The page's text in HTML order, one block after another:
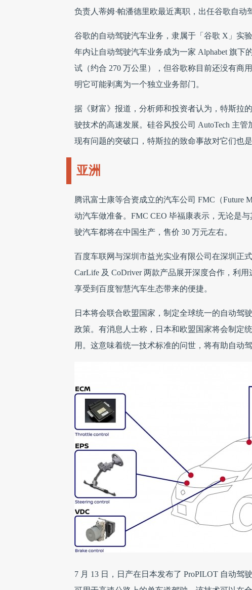
负责人蒂姆·帕潘德里欧最近离职，出任谷歌自动
谷歌的自动驾驶汽车业务，隶属于「谷歌 X」实
年内让自动驾驶汽车业务成为一家 Alphabet 旗下
试（约合 270 万公里），但谷歌称目前还没有商
明它可能剥离为一个独立业务部门。
据《财富》报道，分析师和投资者认为，特斯拉
驶技术的高速发展。硅谷风投公司 AutoTech 主
现有问题的突破口，特斯拉的致命事故对它们也
亚洲
腾讯富士康等合资成立的汽车公司 FMC（Future
动汽车做准备。FMC CEO 毕福康表示，无论是
驶汽车都将在中国生产，售价 30 万元左右。
百度车联网与深圳市益光实业有限公司在深圳正
CarLife 及 CoDriver 两款产品展开深度合作，利
享受到百度智慧汽车生态带来的便捷。
日本将会联合欧盟国家，制定全球统一的自动驾
政策。有消息人士称，日本和欧盟国家将会制定
用。这意味着统一技术标准的问世，将有助自动
7 月 13 日，日产在日本发布了 ProPILOT 自动驾